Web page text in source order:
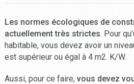
Les normes écologiques de
actuellement très strictes. Pour
habitable, vous devez avoir un
est supérieur ou égal à 4 m2. K/W.
Aussi, pour ce faire, vous devez